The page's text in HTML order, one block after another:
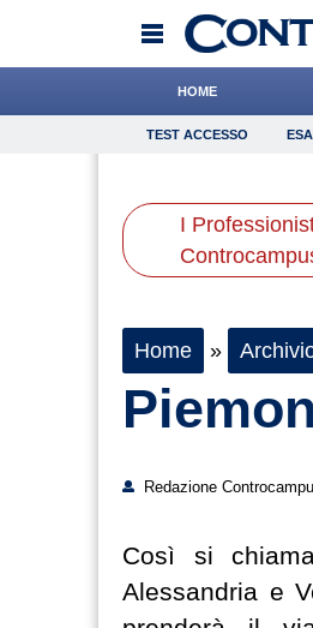
HOME
TEST ACCESSO
Scienze
TEST ACCESSO
I
Home »
Redazione
Così si
Alessandria e